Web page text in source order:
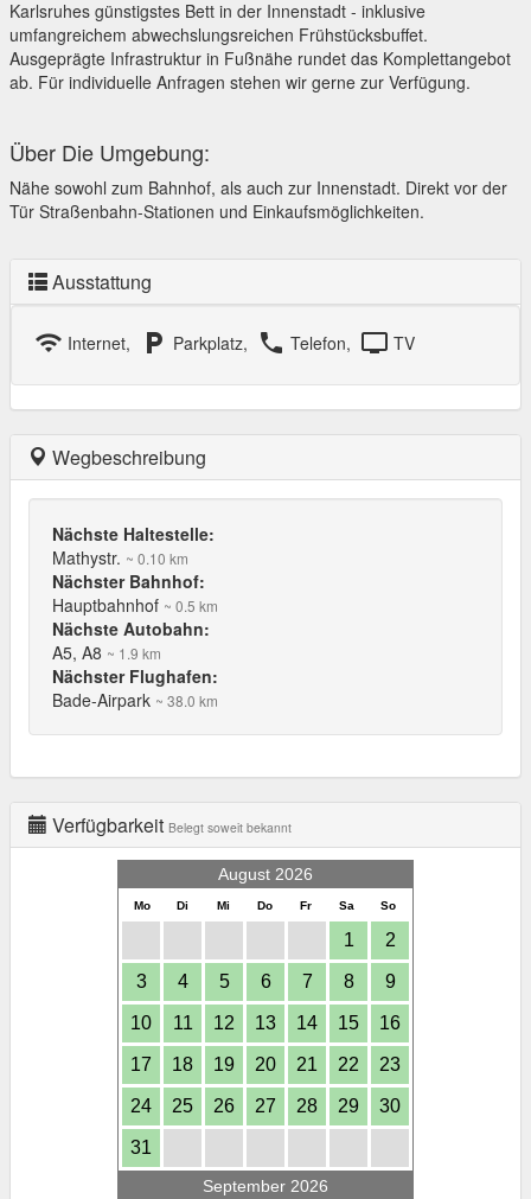
Karlsruhes günstigstes Bett in der Innenstadt - inklusive
umfangreichem abwechslungsreichen Frühstücksbuffet.
Ausgeprägte Infrastruktur in Fußnähe rundet das Komplettangebot
ab. Für individuelle Anfragen stehen wir gerne zur Verfügung.
Über Die Umgebung:
Nähe sowohl zum Bahnhof, als auch zur Innenstadt. Direkt vor der
Tür Straßenbahn-Stationen und Einkaufsmöglichkeiten.
Ausstattung
wifi Internet, local_parking Parkplatz, local_phone Telefon, tv TV
Wegbeschreibung
Nächste Haltestelle:
Mathystr. ~ 0.10 km
Nächster Bahnhof:
Hauptbahnhof ~ 0.5 km
Nächste Autobahn:
A5, A8 ~ 1.9 km
Nächster Flughafen:
Bade-Airpark ~ 38.0 km
Verfügbarkeit Belegt soweit bekannt
August 2026
Mo Di Mi Do Fr Sa So
1 2
3 4 5 6 7 8 9
10 11 12 13 14 15 16
17 18 19 20 21 22 23
24 25 26 27 28 29 30
31
September 2026